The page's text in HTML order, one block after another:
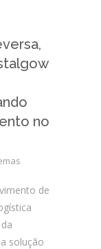
no
de
solução